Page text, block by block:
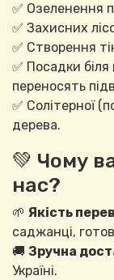
✅ Озеленення
✅ Захисних
✅ Створення
✅ Посадки
переносять
✅ Солітерної
дерева.
💚 Чому
нас?
🌱 Якість
саджанці,
🚚 Зручна
Україні.